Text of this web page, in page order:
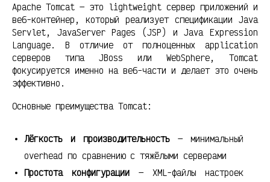
Apache Tomcat — это lightweight сервер приложений и
веб-контейнер, который реализует спецификации Java
Servlet, JavaServer Pages (JSP) и Java Expression
Language. В отличие от полноценных application
серверов типа JBoss или WebSphere, Tomcat
фокусируется именно на веб-части и делает это очень
эффективно.
Основные преимущества Tomcat:
Лёгкость и производительность— минимальный
overhead по сравнению с тяжёлыми серверами
Простота конфигурации— XML-файлы настроек